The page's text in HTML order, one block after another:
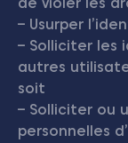
– Usurper
– Solliciter les
autres
soit
– Solliciter ou
personnelles